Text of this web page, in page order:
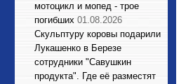
мотоцикл и мопед - трое
погибших 01.08.2026
Cкульптуру коровы подарили
Лукашенко в Березе
сотрудники "Савушкин
продукта". Где её разместят